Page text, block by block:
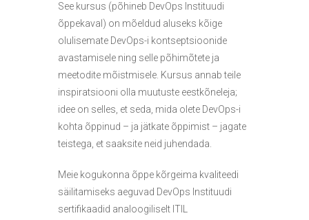
See kursus (põhineb DevOps Instituudi
õppekaval) on mõeldud aluseks kõige
olulisemate DevOps-i kontseptsioonide
avastamisele ning selle põhimõtete ja
meetodite mõistmisele. Kursus annab teile
inspiratsiooni olla muutuste eestkõneleja;
idee on selles, et seda, mida olete DevOps-i
kohta õppinud – ja jätkate õppimist – jagate
teistega, et saaksite neid juhendada.
Meie kogukonna õppe kõrgeima kvaliteedi
säilitamiseks aeguvad DevOps Instituudi
sertifikaadid analoogiliselt ITIL